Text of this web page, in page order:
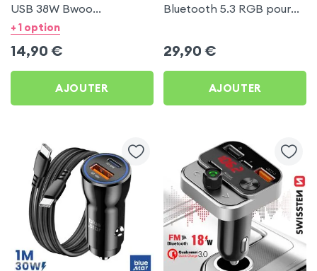
USB 38W Bwoo
Transparent pour Honor
+ 1 option
14,90 €
AJOUTER
Bluetooth 5.3 RGB pour
29,90 €
AJOUTER